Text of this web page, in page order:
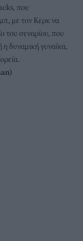
που
με τον Κερκ να
του σεναρίου, που
η δυναμική γυναίκα,